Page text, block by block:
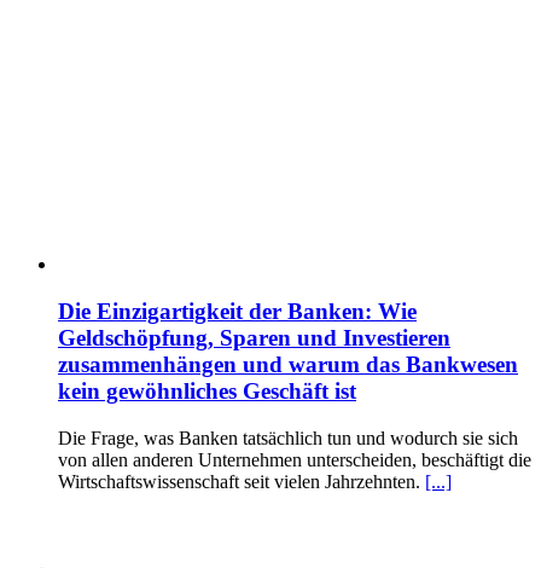
Die Einzigartigkeit der Banken: Wie
Geldschöpfung, Sparen und Investieren
zusammenhängen und warum das Bankwesen
kein gewöhnliches Geschäft ist
Die Frage, was Banken tatsächlich tun und wodurch sie sich
von allen anderen Unternehmen unterscheiden, beschäftigt die
Wirtschaftswissenschaft seit vielen Jahrzehnten. [...]